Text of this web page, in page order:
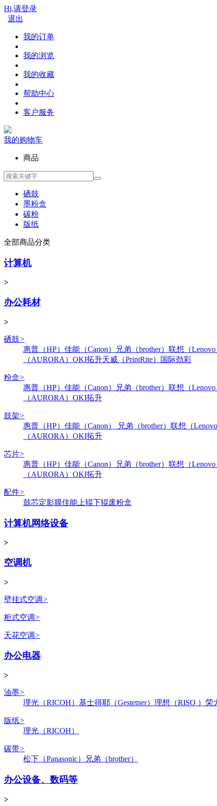
Hi,请登录
退出
我的订单
我的浏览
我的收藏
帮助中心
客户服务
我的购物车
商品
硒鼓
墨粉盒
碳粉
版纸
全部商品分类
计算机
>
办公耗材
>
硒鼓>
惠普（HP） 佳能（Canon） 兄弟（brother） 联想（
（AURORA） OKI拓升天威（PrintRite） 国际劲彩
粉盒>
惠普（HP） 佳能（Canon） 兄弟（brother） 联想（
（AURORA） OKI拓升
鼓架>
惠普（HP） 佳能（Canon） 兄弟（brother） 联想（
（AURORA） OKI拓升
芯片>
惠普（HP） 佳能（Canon） 兄弟（brother） 联想（
（AURORA） OKI拓升
配件>
鼓芯定影膜佳能 上辊下辊废粉盒
计算机网络设备
>
空调机
>
壁挂式空调>
柜式空调>
天花空调>
办公电器
>
油墨>
理光（RICOH） 基士得耶（Gestetner） 理想（RISO ） 荣
版纸>
理光（RICOH）
碳带>
松下（Panasonic）
兄弟（brother）
办公设备、数码等
>